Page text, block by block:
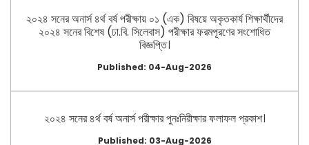
২০২৪ সনের অনার্স ৪র্থ বর্ষ পরীক্ষায় ০১ (এক) বিষয়ে অকৃতকার্য শিক্ষার্থীদের
২০২৪ সনের বিশেষ (ঢা.বি. সিলেবাস) পরীক্ষার ফরমপূরণের সংশোধিত
বিজ্ঞপ্তি।
Published: 04-Aug-2026
২০২৪ সনের ৪র্থ বর্ষ অনার্স পরীক্ষার পুনঃনিরীক্ষার ফলাফল প্রকাশ।
Published: 03-Aug-2026